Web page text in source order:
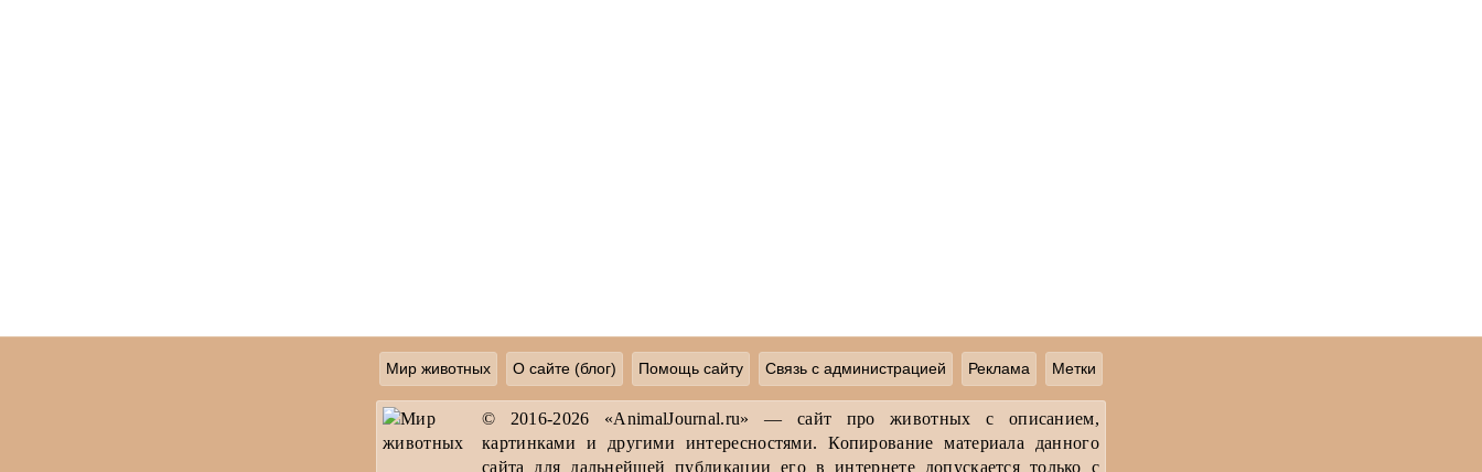
Мир животных О сайте (блог) Помощь сайту Связь с администрацией Реклама Метки
© 2016-2026 «AnimalJournal.ru» — сайт про животных с описанием,
картинками и другими интересностями. Копирование материала данного
сайта для дальнейшей публикации его в интернете допускается только с